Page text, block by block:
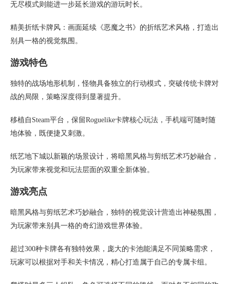
无尽模式则能进一步延长游戏的游玩时长。
精美折纸卡牌风：画面延续《恶魔之书》的折纸艺术风格，打造出
别具一格的视觉氛围。
游戏特色
独特的战场地形机制，怪物具备独立的行动模式，突破传统卡牌对
战的局限，策略深度得到显著提升。
移植自Steam平台，保留Roguelike卡牌核心玩法，手机端可随时随
地体验，既便捷又刺激。
纸艺地下城以新颖的场景设计，将暗黑风格与剪纸艺术巧妙融合，
为玩家带来视觉和玩法层面的双重全新体验。
游戏亮点
暗黑风格与剪纸艺术巧妙融合，独特的视觉设计营造出神秘氛围，
为玩家带来别具一格的奇幻游戏世界体验。
超过300种卡牌各有独特效果，庞大的卡池能满足不同策略需求，
玩家可以根据对手和关卡情况，精心打造属于自己的专属卡组。